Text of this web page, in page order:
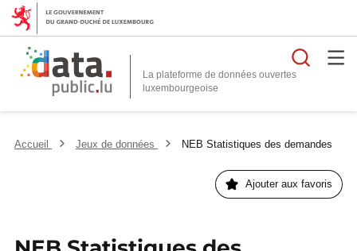
La plateforme de données ouvertes
Accueil Jeux de données NEB Statistiques des demandes
Ajouter aux favoris